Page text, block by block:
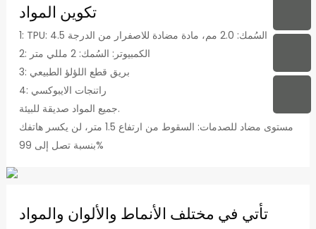
تكوين المواد
1: TPU: السُمك: 2.0 مم، مادة مضادة للاصفرار من الدرجة 4.5
2: الكمبيوتر: السُمك: 2 مللي متر
3: بريق قطع اللؤلؤ الطبيعي
4: راتنجات الايبوكسي
جميع المواد صديقة للبيئة.
مستوى مضاد للصدمات: السقوط من ارتفاع 1.5 متر، لن يكسر هاتفك
بنسبة تصل إلى 99%
تأتي في مختلف الأنماط والألوان والمواد